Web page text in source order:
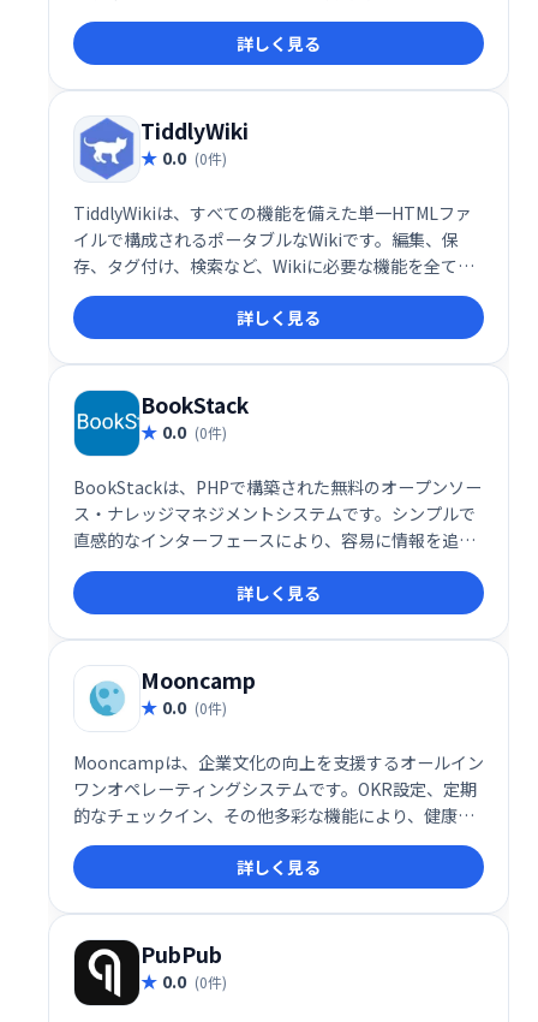
MediaWikiは、知識を収集して整理し、人々が利用で
きるようにするのに役立ちます。それは、強力で、多
言語で、無料でオープンで、拡張可能で、カスタマイ
ズ可能で、信頼性が高く、無料です。
詳しく見る
TiddlyWiki
0.0 (0件)
TiddlyWikiは、すべての機能を備えた単一HTMLファ
イルで構成されるポータブルなWikiです。編集、保
存、タグ付け、検索など、Wikiに必要な機能を全て備
え、スタイルシートのカスタマイズも可能です。単一
ファイルのため、メール送信、Webサーバーへの配
置、USBメモリでの共有など、柔軟な利用が可能で
す。豊富なツールと拡張性のあるプラグインも魅力で
す。
詳しく見る
BookStack
0.0 (0件)
BookStackは、PHPで構築された無料のオープンソー
ス・ナレッジマネジメントシステムです。シンプルで
直感的なインターフェースにより、容易に情報を追
加・管理できます。本、章、ページという階層構造で
コンテンツを整理し、WYSIWYGエディターで誰でも簡
単に編集可能です。マークアップ言語の知識は不要な
ので、手軽に社内Wikiやナレッジベースを構築できま
す。
詳しく見る
Mooncamp
0.0 (0件)
Mooncampは、企業文化の向上を支援するオールイン
ワンオペレーティングシステムです。OKR設定、定期
的なチェックイン、その他多彩な機能により、健康で
幸福感にあふれ、高いパフォーマンスを発揮できる職
場環境を実現します。社員のエンゲージメントを高
め、組織全体の成長を促進します。
詳しく見る
PubPub
0.0 (0件)